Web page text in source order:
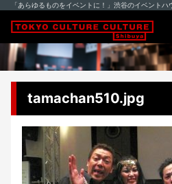
「あらゆるものをイベントに！」渋谷のイベント
tamachan510.jpg